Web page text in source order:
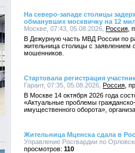
На северо-западе столицы
обманувших москвичку на 12
Москве, 07:43, 05.08.2026, Россия
В Дежурную часть МВД России по
жительница столицы с заявлением
мошенников.
Стартовала регистрация
Гарант, 07:35, 05.08.2026, Россия
В Москве 14 октября 2026 года
«Актуальные проблемы
имущественного оборота»,
Жительница Мценска сдала в
Управление Росгвардии по
110